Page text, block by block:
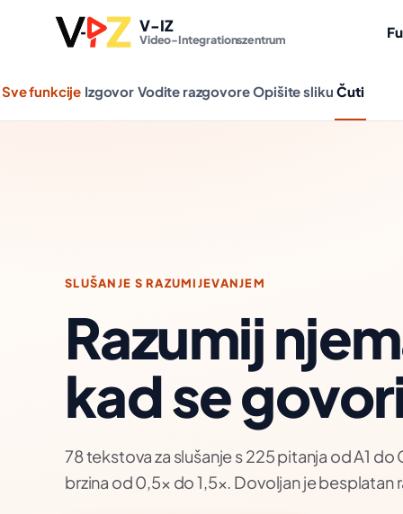
V-IZ
Video-Integrationszentrum
Sve funkcije Izgovor Vodite razgovore Opišite sliku Čuti
SLUŠANJE S RAZUMIJEVANJEM
Razumij
kad se
78 tekstova za slušanje s 225 pitanja od A1 do
brzina od 0,5× do 1,5×. Dovoljan je besplatan